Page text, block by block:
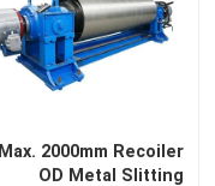
Max. 2000mm Recoiler
OD Metal Slitting